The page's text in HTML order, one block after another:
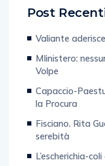
Post
Valiante
MIinistero:
Volpe
Capaccio-
la Procura
Fisciano. Rita
serebità
L’escherichia-